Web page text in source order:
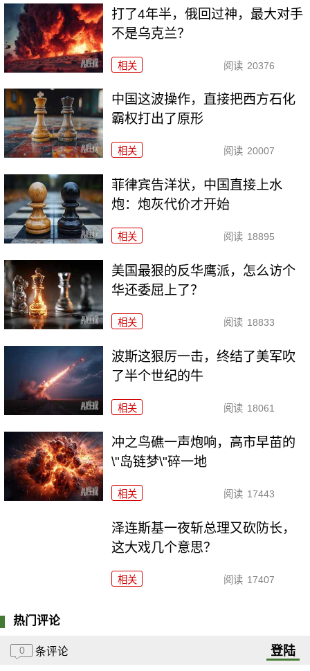
打了4年半，俄回过神，最大对手
不是乌克兰？
相关 阅读 20376
中国这波操作，直接把西方石化
霸权打出了原形
相关 阅读 20007
菲律宾告洋状，中国直接上水
炮：炮灰代价才开始
相关 阅读 18895
美国最狠的反华鹰派，怎么访个
华还委屈上了？
相关 阅读 18833
波斯这狠厉一击，终结了美军吹
了半个世纪的牛
相关 阅读 18061
冲之鸟礁一声炮响，高市早苗的
\"岛链梦\"碎一地
相关 阅读 17443
泽连斯基一夜斩总理又砍防长，
这大戏几个意思？
相关 阅读 17407
热门评论
0 条评论 登陆